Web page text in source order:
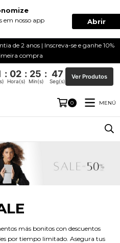
em nosso app Abrir
de 2 anos | Inscreva-se e ganhe 10%
compra
: 02 : 25 : 47
Hora(s) Min(s) Seg(s)
Ver Produtos
0 MENÚ
más bonitos con descuentos
por tiempo limitado. Asegura tus